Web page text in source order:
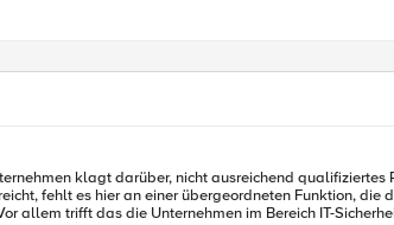
klagt darüber, nicht ausreichend
trifft das die Unternehmen im Bereich IT-